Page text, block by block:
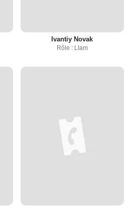
Ivantiy Novak
Rôle : LIam